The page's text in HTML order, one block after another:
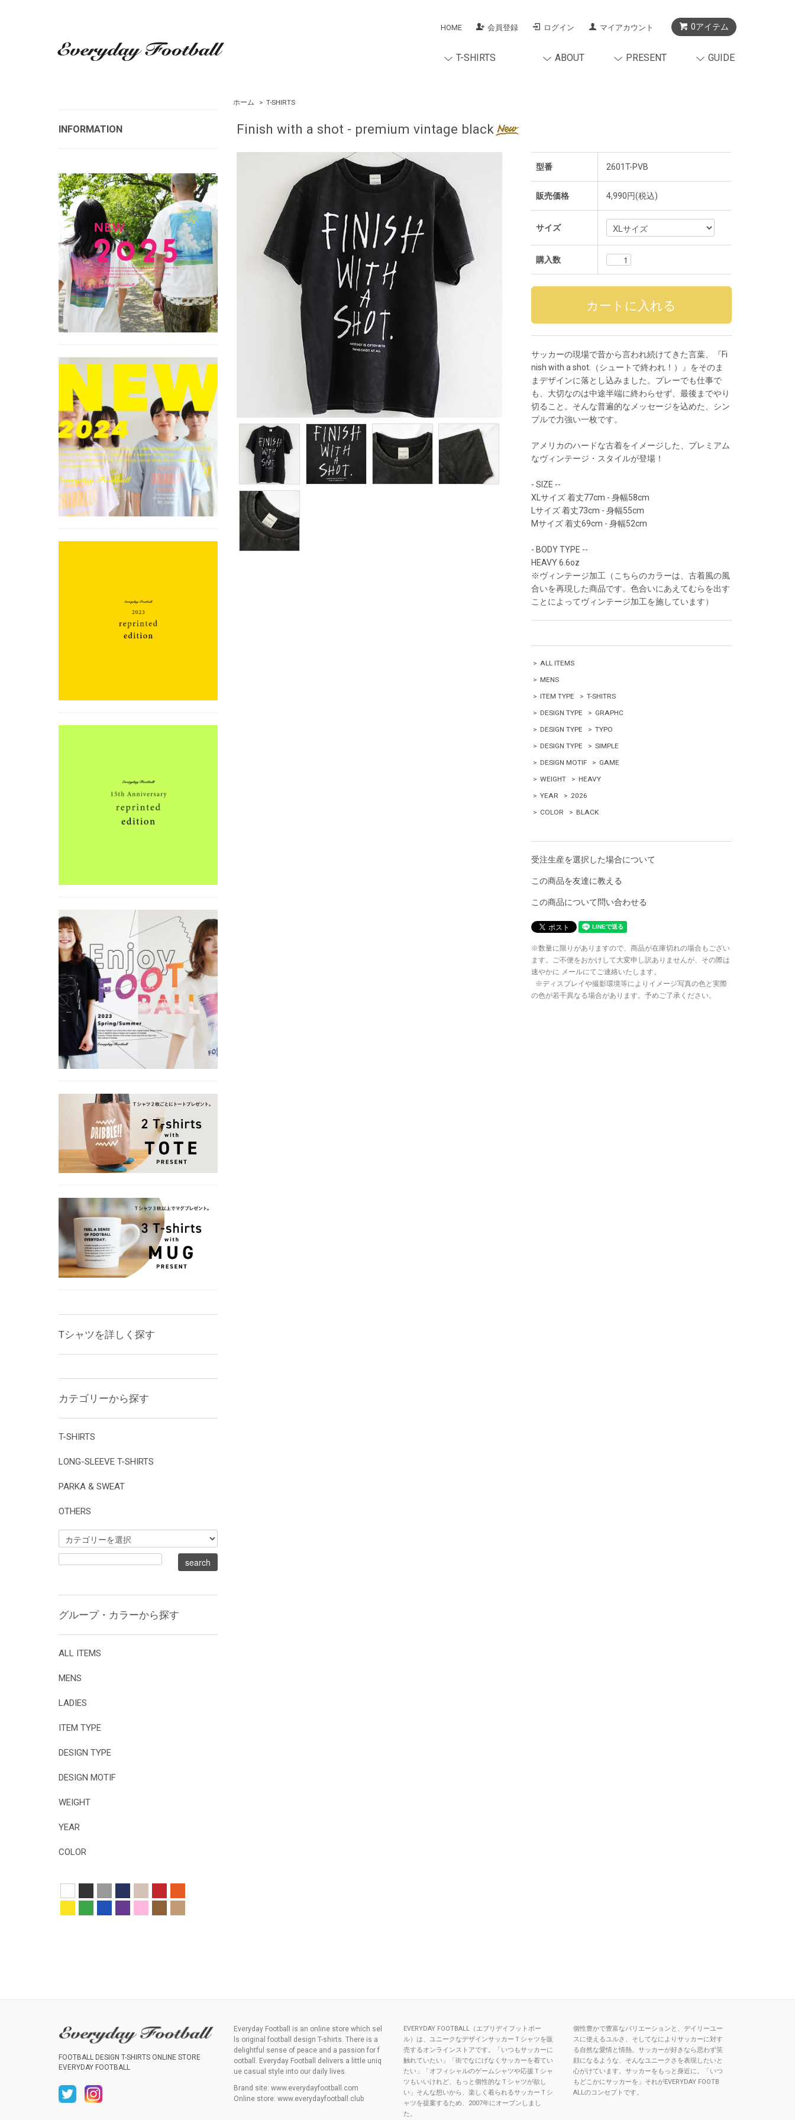
0アイテム
HOME 会員登録 ログイン マイアカウント
T-SHIRTS ABOUT PRESENT GUIDE
ホーム > T-SHIRTS
Finish with a shot - premium vintage black
型番 2601T-PVB
販売価格 4,990円(税込)
サイズ
購入数
サッカーの現場で昔から言われ続けてきた言葉、『Fi
nish with a shot.（シュートで終われ！）』をそのま
まデザインに落とし込みました。プレーでも仕事で
も、大切なのは中途半端に終わらせず、最後までやり
切ること。そんな普遍的なメッセージを込めた、シン
プルで力強い一枚です。
アメリカのハードな古着をイメージした、プレミアム
なヴィンテージ・スタイルが登場！
- SIZE --
XLサイズ 着丈77cm - 身幅58cm
Lサイズ 着丈73cm - 身幅55cm
Mサイズ 着丈69cm - 身幅52cm
- BODY TYPE --
HEAVY 6.6oz
※ヴィンテージ加工（こちらのカラーは、古着風の風
合いを再現した商品です。色合いにあえてむらを出す
ことによってヴィンテージ加工を施しています）
> ALL ITEMS
> MENS
> ITEM TYPE > T-SHITRS
> DESIGN TYPE > GRAPHC
> DESIGN TYPE > TYPO
> DESIGN TYPE > SIMPLE
> DESIGN MOTIF > GAME
> WEIGHT > HEAVY
> YEAR > 2026
> COLOR > BLACK
受注生産を選択した場合について
この商品を友達に教える
この商品について問い合わせる
※数量に限りがありますので、商品が在庫切れの場合もござい
ます。ご不便をおかけして大変申し訳ありませんが、その際は
速やかに メールにてご連絡いたします。
※ディスプレイや撮影環境等によりイメージ写真の色と実際
の色が若干異なる場合があります。予めご了承ください。
INFORMATION
Tシャツを詳しく探す
カテゴリーから探す
T-SHIRTS
LONG-SLEEVE T-SHIRTS
PARKA & SWEAT
OTHERS
グループ・カラーから探す
ALL ITEMS
MENS
LADIES
ITEM TYPE
DESIGN TYPE
DESIGN MOTIF
WEIGHT
YEAR
COLOR
FOOTBALL DESIGN T-SHIRTS ONLINE STORE
EVERYDAY FOOTBALL
Everyday Football is an online store which sel
ls original football design T-shirts. There is a
delightful sense of peace and a passion for f
ootball. Everyday Football delivers a little uniq
ue casual style into our daily lives.
Brand site: www.everydayfootball.com
Online store: www.everydayfootball.club
EVERYDAY FOOTBALL（エブリデイフットボー
ル）は、ユニークなデザインサッカーＴシャツを販
売するオンラインストアです。「いつもサッカーに
触れていたい」「街でなにげなくサッカーを着てい
たい」「オフィシャルのゲームシャツや応援Ｔシャ
ツもいいけれど、もっと個性的なＴシャツが欲し
い」そんな想いから、楽しく着られるサッカーＴシ
ャツを提案するため、2007年にオープンしまし
た。
個性豊かで豊富なバリエーションと、デイリーユー
スに使えるユルさ、そしてなによりサッカーに対す
る自然な愛情と情熱。サッカーが好きなら思わず笑
顔になるような、そんなユニークさを表現したいと
心がけています。サッカーをもっと身近に。「いつ
もどこかにサッカーを」それがEVERYDAY FOOTB
ALLのコンセプトです。